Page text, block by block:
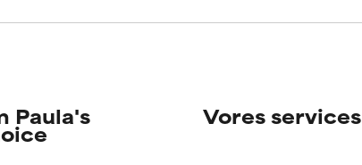
fordi vi ikke har haft mulighed for at gennemgå
fordi vi ikke har haft mulighed for at gennemgå
Paula's Vores services